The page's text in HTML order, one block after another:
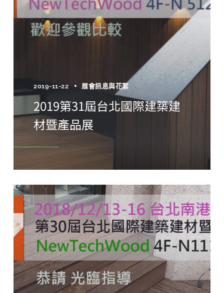
2019-11-22 展會訊息與花絮
2019第31屆台北國際建築建
材暨產品展